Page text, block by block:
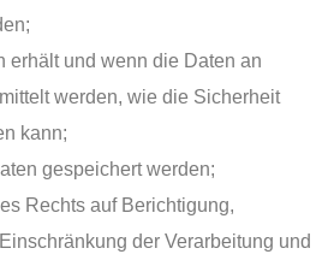
erhält und wenn die Daten an
werden, wie die Sicherheit
kann;
gespeichert werden;
Rechts auf Berichtigung,
der Verarbeitung und